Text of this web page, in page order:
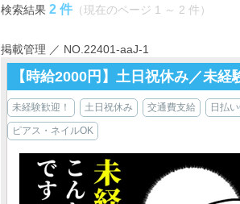
検索結果 2 件 （現在のページ 1 ～ 2 件）
掲載管理 ／ NO.22401-aaJ-1
【時給2000円】土日祝休み／未
未経験歓迎！ 土日祝休み 交通費支給 日払
ピアス・ネイルOK